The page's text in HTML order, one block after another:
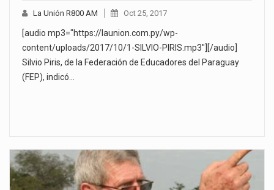
La Unión R800 AM Oct 25, 2017
[audio mp3="https://launion.com.py/wp-
content/uploads/2017/10/1-SILVIO-PIRIS.mp3"][/audio]
Silvio Piris, de la Federación de Educadores del Paraguay
(FEP), indicó…